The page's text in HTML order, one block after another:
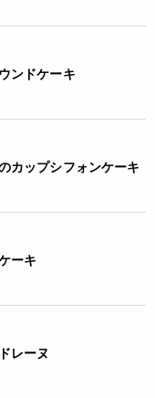
ンドケーキ
カップシフォンケーキ
ーキ
レーヌ